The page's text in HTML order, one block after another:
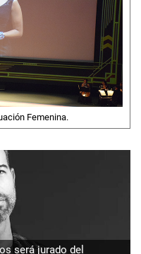
Femenina.
será jurado del